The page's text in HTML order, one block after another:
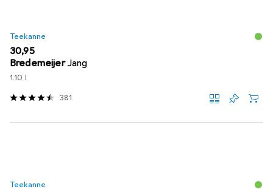
Teekanne
EUR
30,95
Bredemeijer Jang
1.10 l
381
Teekanne